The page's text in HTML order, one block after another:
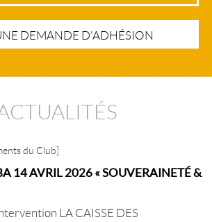
DEMANDE D'ADHÉSION
du Club]
14 AVRIL 2026 « SOUVERAINETÉ &
LA CAISSE DES